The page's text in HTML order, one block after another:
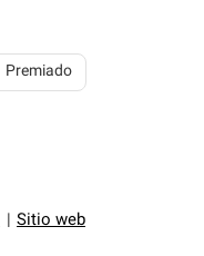
Sitio web
Premiado